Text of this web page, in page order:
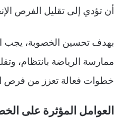
أن تؤدي إلى تقليل الفرص
بهدف تحسين الخصوبة، يجب
ممارسة الرياضة بانتظام،
خطوات فعالة تعزز من فرص
العوامل المؤثرة على